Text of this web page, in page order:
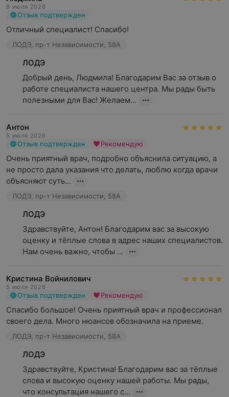
9 июля 2026
Отзыв подтвержден
Отличный специалист! Спасибо!
ЛОДЭ, пр-т Независимости, 58А
ЛОДЭ
Добрый день, Людмила! Благодарим Вас за отзыв о
работе специалиста нашего центра. Мы рады быть
полезными для Вас! Желаем...
Антон
5 июля 2026
Отзыв подтвержден Рекомендую
Очень приятный врач, подробно объяснила ситуацию, а
не просто дала указания что делать, люблю когда врачи
объясняют суть...
ЛОДЭ, пр-т Независимости, 58А
ЛОДЭ
Здравствуйте, Антон! Благодарим вас за высокую
оценку и тёплые слова в адрес наших специалистов.
Нам очень важно, чтобы ...
Кристина Войнилович
5 июля 2026
Отзыв подтвержден Рекомендую
Спасибо большое! Очень приятный врач и профессионал
своего дела. Много нюансов обозначила на приеме.
ЛОДЭ, пр-т Независимости, 58А
ЛОДЭ
Здравствуйте, Кристина! Благодарим вас за тёплые
слова и высокую оценку нашей работы. Мы рады,
что консультация нашего с...